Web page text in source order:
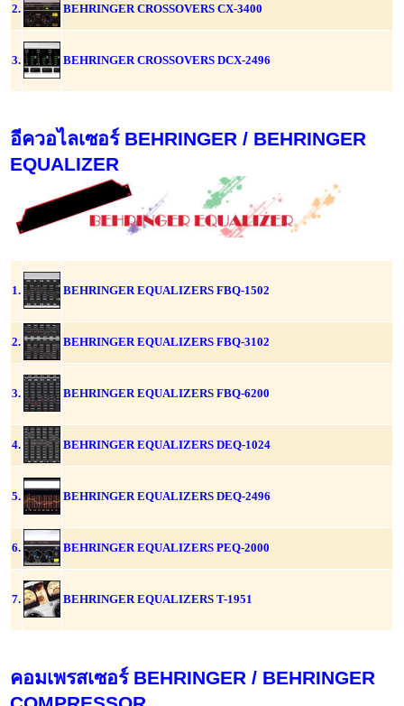
2. BEHRINGER CROSSOVERS CX-3400
3. BEHRINGER CROSSOVERS DCX-2496
อีควอไลเซอร์ BEHRINGER / BEHRINGER
EQUALIZER
1. BEHRINGER EQUALIZERS FBQ-1502
2. BEHRINGER EQUALIZERS FBQ-3102
3. BEHRINGER EQUALIZERS FBQ-6200
4. BEHRINGER EQUALIZERS DEQ-1024
5. BEHRINGER EQUALIZERS DEQ-2496
6. BEHRINGER EQUALIZERS PEQ-2000
7. BEHRINGER EQUALIZERS T-1951
คอมเพรสเซอร์ BEHRINGER / BEHRINGER